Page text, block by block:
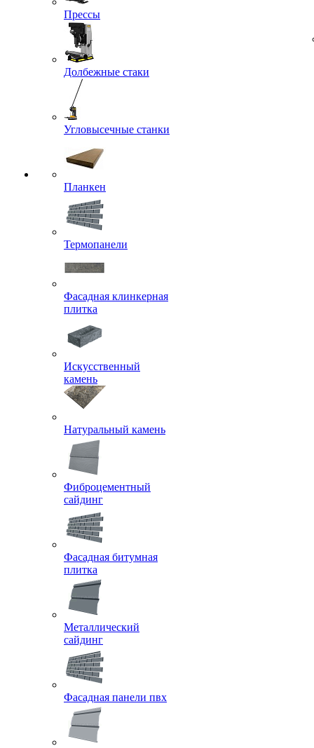
Прессы
Долбежные стаки
Угловысечные станки
Планкен
Термопанели
Фасадная клинкерная
плитка
Искусственный
камень
Натуральный камень
Фиброцементный
сайдинг
Фасадная битумная
плитка
Металлический
сайдинг
Фасадная панели пвх